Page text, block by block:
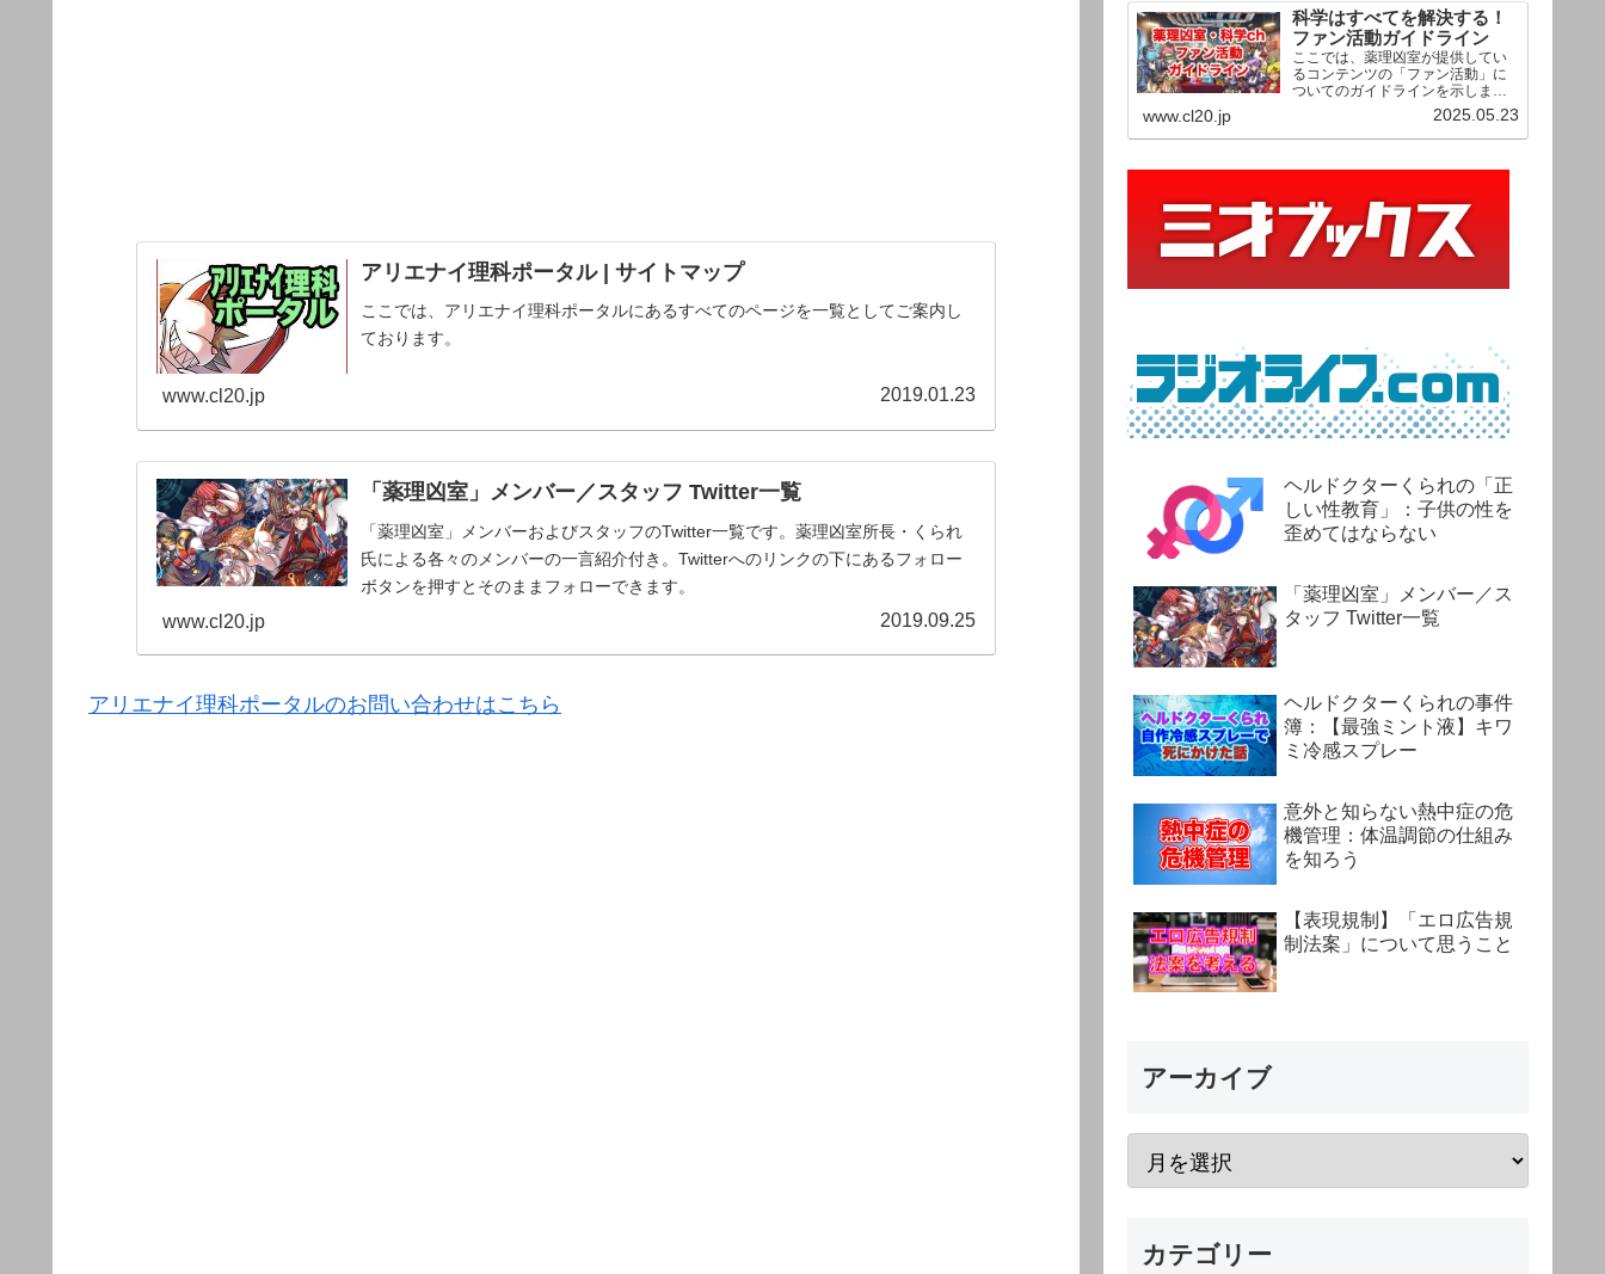
アリエナイ理科ポータル | サイトマップ
ここでは、アリエナイ理科ポータルにあるすべてのページを一覧としてご案内し
ております。
www.cl20.jp 2019.01.23
「薬理凶室」メンバー／スタッフ Twitter一覧
「薬理凶室」メンバーおよびスタッフのTwitter一覧です。薬理凶室所長・くられ
氏による各々のメンバーの一言紹介付き。Twitterへのリンクの下にあるフォロー
ボタンを押すとそのままフォローできます。
www.cl20.jp 2019.09.25
アリエナイ理科ポータルのお問い合わせはこちら
科学はすべてを解決する！
ファン活動ガイドライン
ここでは、薬理凶室が提供してい
るコンテンツの「ファン活動」に
ついてのガイドラインを示しま
す。ご利用の場合は当ガイドライ
ンを遵守して頂けますよう、よろ
しくお願い申し上げます。
www.cl20.jp 2025.05.23
ヘルドクターくられの「正
しい性教育」：子供の性を
歪めてはならない
「薬理凶室」メンバー／ス
タッフ Twitter一覧
ヘルドクターくられの事件
簿：【最強ミント液】キワ
ミ冷感スプレー
意外と知らない熱中症の危
機管理：体温調節の仕組み
を知ろう
【表現規制】「エロ広告規
制法案」について思うこと
アーカイブ
カテゴリー